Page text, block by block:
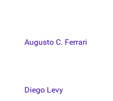
Augusto C. Ferrari
Diego Levy